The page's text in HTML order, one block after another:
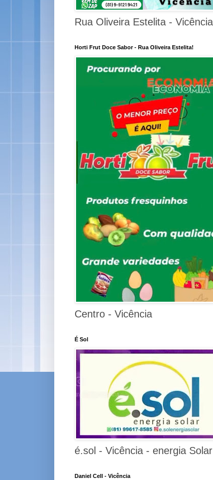
Rua Oliveira Estelita - Vicência
Horti Frut Doce Sabor - Rua Oliveira Estelita!
Centro - Vicência
É Sol
é.sol - Vicência - energia
Daniel Cell - Vicência